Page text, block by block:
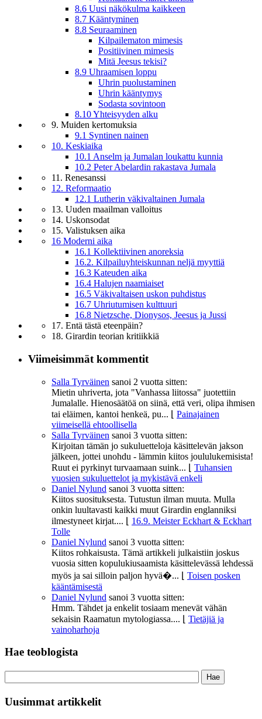
8.6 Uusi näkökulma kaikkeen
8.7 Kääntyminen
8.8 Seuraaminen
Kilpailematon mimesis
Positiivinen mimesis
Mitä Jeesus tekisi?
8.9 Uhraamisen loppu
Uhrin puolustaminen
Uhrin kääntymys
Sodasta sovintoon
8.10 Yhteisyyden alku
9. Muiden kertomuksia
9.1 Syntinen nainen
10. Keskiaika
10.1 Anselm ja Jumalan loukattu kunnia
10.2 Peter Abelardin rakastava Jumala
11. Renesanssi
12. Reformaatio
12.1 Lutherin väkivaltainen Jumala
13. Uuden maailman valloitus
14. Uskonsodat
15. Valistuksen aika
16 Moderni aika
16.1 Kollektiivinen anoreksia
16.2. Kilpailuyhteiskunnan neljä myyttiä
16.3 Kateuden aika
16.4 Halujen naamiaiset
16.5 Väkivaltaisen uskon puhdistus
16.7 Uhriutumisen kulttuuri
16.8 Nietzsche, Dionysos, Jeesus ja Jussi
17. Entä tästä eteenpäin?
18. Girardin teorian kritiikkiä
Viimeisimmät kommentit
Salla Tyrväinen sanoi 2 vuotta sitten:
Mietin uhriverta, jota "Vanhassa liitossa" juotettiin
Jumalalle. Hienosäätöä on siinä, että veri, olipa ihmisen
tai eläimen, kantoi henkeä, pu...
Painajainen
viimeisellä ehtoollisella
Salla Tyrväinen sanoi 3 vuotta sitten:
Kirjoitan tämän jo sukuluetteloja käsittelevän jakson
jälkeen, jottei unohdu - lämmin kiitos joululukemisista!
Ruut ei pyrkinyt turvaamaan suink...
Tuhansien
vuosien sukuluettelot ja mykistävä enkeli
Daniel Nylund sanoi 3 vuotta sitten:
Kiitos suosituksesta. Tutustun ilman muuta. Mulla
onkin luultavasti kaikki muut Girardin englanniksi
ilmestyneet kirjat....
16.9. Meister Eckhart & Eckhart
Tolle
Daniel Nylund sanoi 3 vuotta sitten:
Kiitos rohkaisusta. Tämä artikkeli julkaistiin joskus
vuosia sitten kopulukiusaamista käsittelevässä lehdessä
myös ja sai silloin paljon hyvä�...
Toisen posken
kääntämisestä
Daniel Nylund sanoi 3 vuotta sitten:
Hmm. Tähdet ja enkelit tosiaam menevät vähän
sekaisin Raamatun mytologiassa....
Tietäjiä ja
vainoharhoja
Hae teoblogista
Uusimmat artikkelit